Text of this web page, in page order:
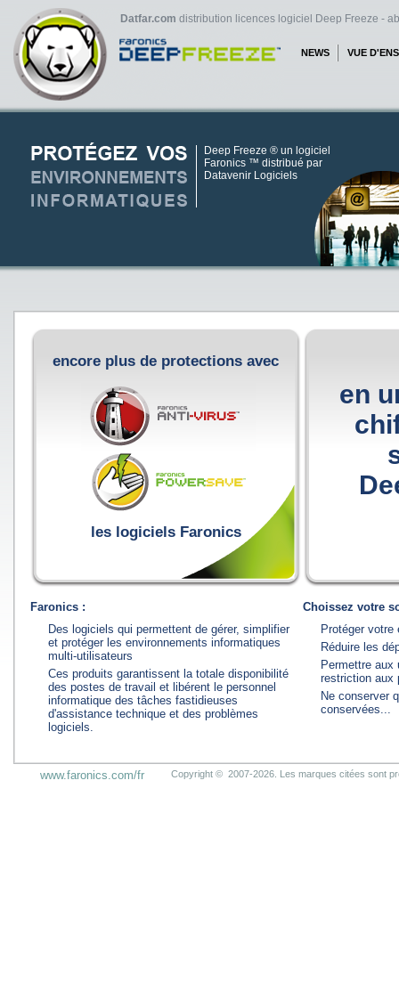
Datfar.com distribution licences logiciel Deep Freeze -
VUE
NEWS
Deep Freeze ® un logiciel
Faronics ™ distribué par
Datavenir Logiciels
encore plus de protections avec
les logiciels Faronics
Faronics :
Des logiciels qui permettent de gérer, simplifier
et protéger les environnements informatiques
multi-utilisateurs
Ces produits garantissent la totale disponibilité
des postes de travail et libérent le personnel
informatique des tâches fastidieuses
d'assistance technique et des problèmes
logiciels.
en
Choissez votre
Protéger votre
Réduire les
Permettre aux
restriction aux
Ne conserver
conservées...
www.faronics.com/fr Copyright © 2007-2026. Les marques citées sont